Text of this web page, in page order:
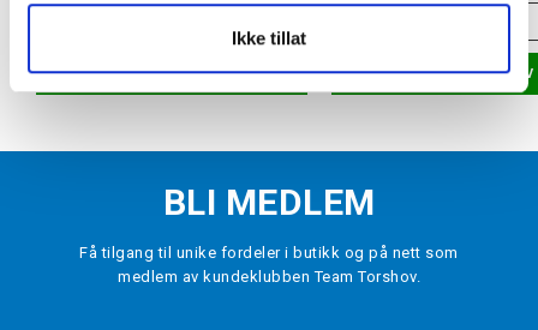
Ikke tillat
LEGG I HANDLEKURV LEGG I HANDLEKURV
BLI MEDLEM
Få tilgang til unike fordeler i butikk og på nett som
medlem av kundeklubben Team Torshov.